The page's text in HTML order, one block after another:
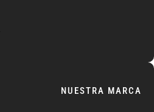
NUESTRA MARCA